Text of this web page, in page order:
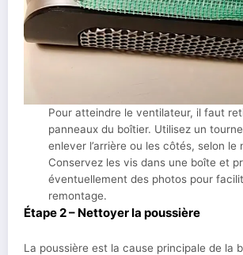
Pour atteindre le ventilateur, il faut
panneaux du boîtier. Utilisez un
enlever l’arrière ou les côtés, selon le
Conservez les vis dans une boîte et
éventuellement des photos pour
remontage.
Étape 2 – Nettoyer la poussière
La poussière est la cause principale de la